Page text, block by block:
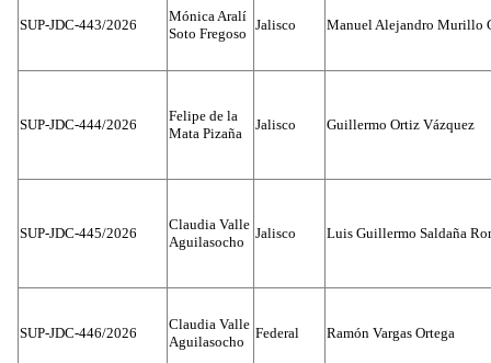
SUP-JDC-443/2026
Mónica Aralí
Soto Fregoso
Jalisco Manuel Alejandro Murillo
SUP-JDC-444/2026
Felipe de la
Mata Pizaña
Jalisco Guillermo Ortiz Vázquez
SUP-JDC-445/2026
Claudia Valle
Aguilasocho
Jalisco Luis Guillermo Saldaña
SUP-JDC-446/2026
Claudia Valle
Aguilasocho
Federal Ramón Vargas Ortega